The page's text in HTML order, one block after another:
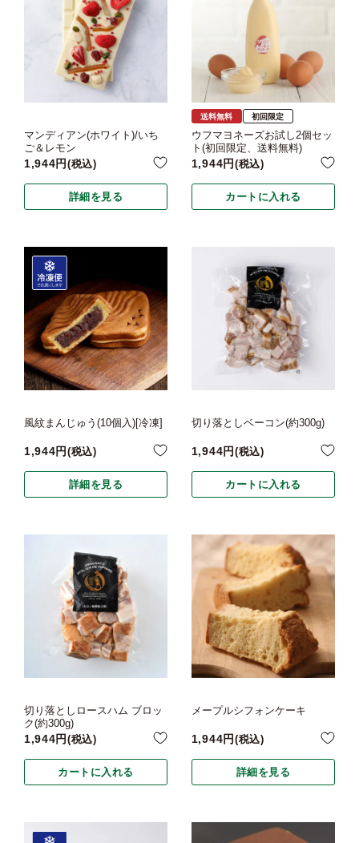
マンディアン(ホワイト)/いち
ご＆レモン
1,944 税込
詳細を見る
送料無料 初回限定
ウフマヨネーズお試し2個セッ
ト(初回限定、送料無料)
1,944 税込
カートに入れる
風紋まんじゅう(10個入)[冷凍]
1,944 税込
詳細を見る
切り落としベーコン(約300g)
1,944 税込
カートに入れる
切り落としロースハム ブロッ
ク(約300g)
1,944 税込
カートに入れる
メープルシフォンケーキ
1,944 税込
詳細を見る